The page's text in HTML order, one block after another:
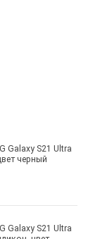
Galaxy S21 Ultra
черный
Galaxy S21 Ultra